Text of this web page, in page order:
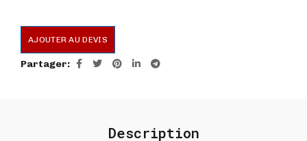
AJOUTER AU DEVIS
Partager
Description